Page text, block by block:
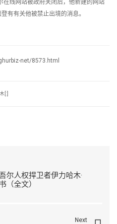
在线网站被政府关闭后，他新建的网站
有有关他被禁止出境的消息。
net/8573.html
[:]
尔人权捍卫者伊力哈木·
（全文）
Next